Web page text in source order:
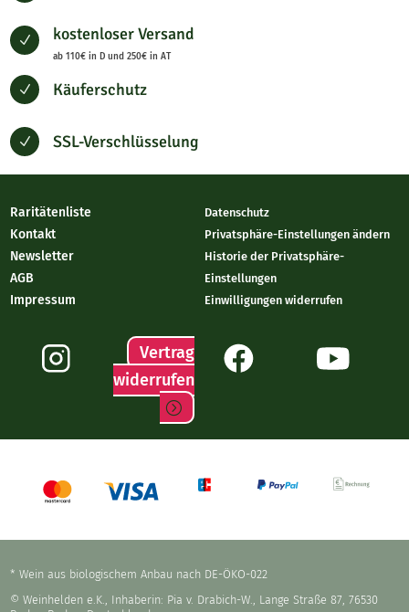
N kostenloser Versand
ab 110€ in D und 250€ in AT
N Käuferschutz
N SSL-Verschlüsselung
Raritätenliste
Kontakt
Newsletter
AGB
Impressum
Datenschutz
Privatsphäre-Einstellungen ändern
Historie der Privatsphäre-
Einstellungen
Einwilligungen widerrufen
Vertrag
widerrufen
* Wein aus biologischem Anbau nach DE-ÖKO-022
© Weinhelden e.K., Inhaberin: Pia v. Drabich-W., Lange Straße 87, 76530